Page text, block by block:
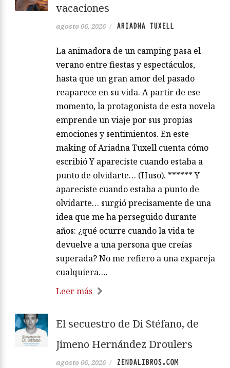
vacaciones
agosto 06, 2026 / ARIADNA TUXELL
La animadora de un camping pasa el
verano entre fiestas y espectáculos,
hasta que un gran amor del pasado
reaparece en su vida. A partir de ese
momento, la protagonista de esta novela
emprende un viaje por sus propias
emociones y sentimientos. En este
making of Ariadna Tuxell cuenta cómo
escribió Y apareciste cuando estaba a
punto de olvidarte… (Huso). ****** Y
apareciste cuando estaba a punto de
olvidarte… surgió precisamente de una
idea que me ha perseguido durante
años: ¿qué ocurre cuando la vida te
devuelve a una persona que creías
superada? No me refiero a una expareja
cualquiera….
Leer más
El secuestro de Di Stéfano, de
Jimeno Hernández Droulers
agosto 06, 2026 / ZENDALIBROS.COM